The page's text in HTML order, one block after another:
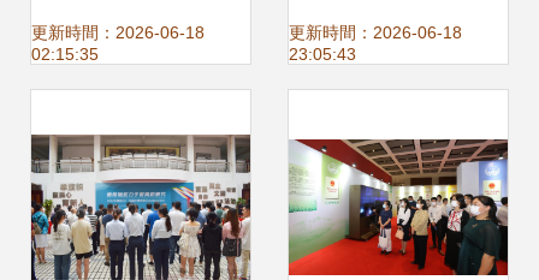
賽圓滿落幕 展覽展
更新時間：2026-06-18
02:15:35
北京建筑大學委員
覽
更新時間：2026-06-18
23:05:43